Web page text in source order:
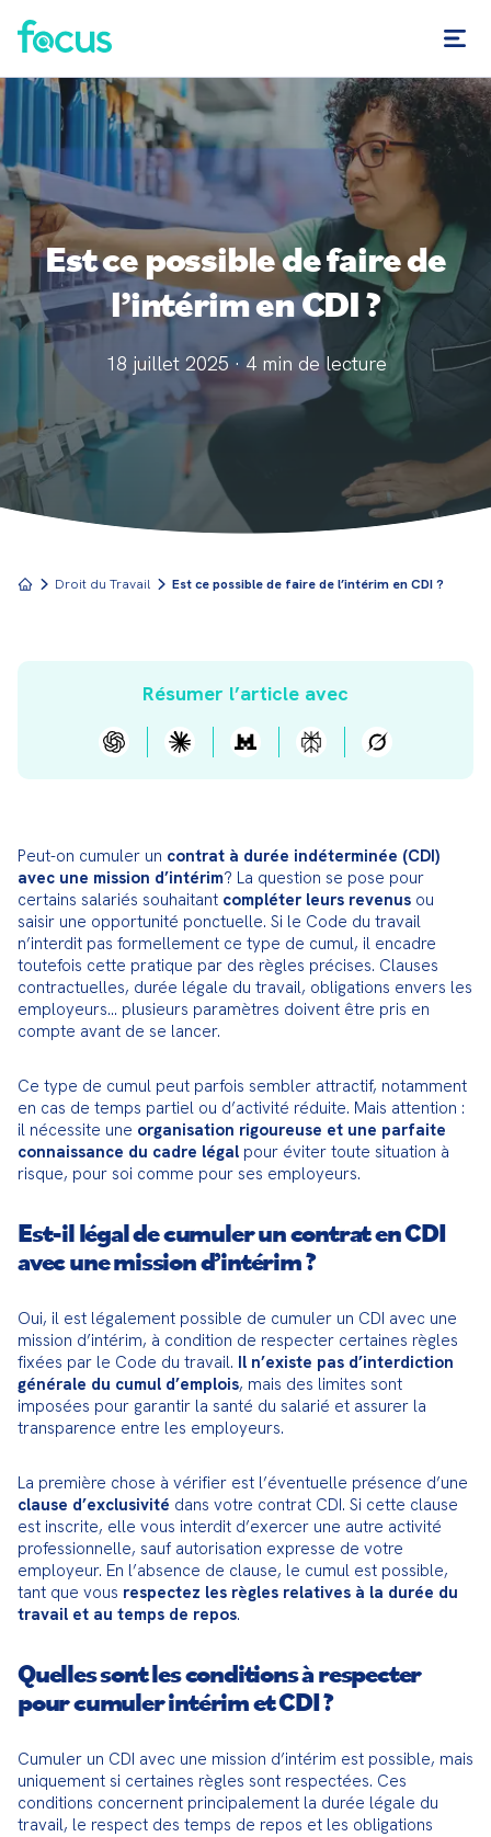
Est ce possible de faire de
l’intérim en CDI ?
18 juillet 2025 · 4 min de lecture
Droit du Travail Est ce possible de faire de l’intérim en CDI ?
Résumer l’article avec
Peut-on cumuler un contrat à durée indéterminée (CDI)
avec une mission d’intérim? La question se pose pour
certains salariés souhaitant compléter leurs revenus ou
saisir une opportunité ponctuelle. Si le Code du travail
n’interdit pas formellement ce type de cumul, il encadre
toutefois cette pratique par des règles précises. Clauses
contractuelles, durée légale du travail, obligations envers les
employeurs… plusieurs paramètres doivent être pris en
compte avant de se lancer.
Ce type de cumul peut parfois sembler attractif, notamment
en cas de temps partiel ou d’activité réduite. Mais attention :
il nécessite une organisation rigoureuse et une parfaite
connaissance du cadre légal pour éviter toute situation à
risque, pour soi comme pour ses employeurs.
Est-il légal de cumuler un contrat en CDI
avec une mission d’intérim ?
Oui, il est légalement possible de cumuler un CDI avec une
mission d’intérim, à condition de respecter certaines règles
fixées par le Code du travail. Il n’existe pas d’interdiction
générale du cumul d’emplois, mais des limites sont
imposées pour garantir la santé du salarié et assurer la
transparence entre les employeurs.
clause d’exclusivité dans votre contrat CDI. Si cette clause
est inscrite, elle vous interdit d’exercer une autre activité
professionnelle, sauf autorisation expresse de votre
employeur. En l’absence de clause, le cumul est possible,
tant que vous respectez les règles relatives à la durée du
travail et au temps de repos.
Quelles sont les conditions à respecter
pour cumuler intérim et CDI ?
Cumuler un CDI avec une mission d’intérim est possible, mais
uniquement si certaines règles sont respectées. Ces
conditions concernent principalement la durée légale du
travail, le respect des temps de repos et les obligations